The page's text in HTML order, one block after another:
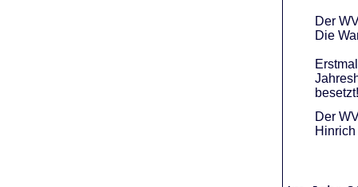
Der
Die
besetzt!
Der